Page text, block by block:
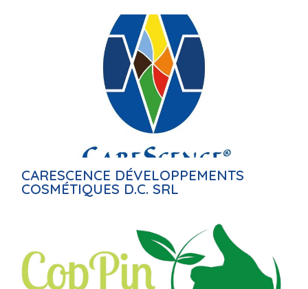
CARESCENCE DÉVELOPPEMENTS
COSMÉTIQUES D.C. SRL